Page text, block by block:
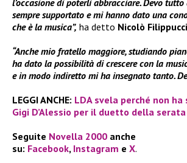
l’occasione di poterli abbracciare. Devo
sempre supportato e mi hanno dato una
che è la musica”, ha detto Nicolò
“Anche mio fratello maggiore, studiando
ha dato la possibilità di crescere con la
e in modo indiretto mi ha insegnato tanto.
LEGGI ANCHE: LDA svela perché non
Gigi D’Alessio per il duetto della
Seguite Novella 2000 anche
su: Facebook, Instagram e X.